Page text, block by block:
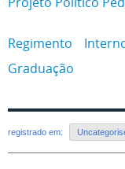
Regimento
Graduação
registrado em: